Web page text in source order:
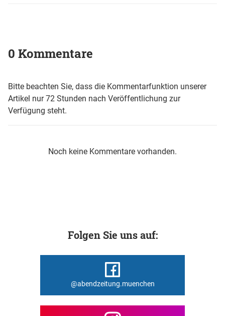
0 Kommentare
Bitte beachten Sie, dass die Kommentarfunktion unserer
Artikel nur 72 Stunden nach Veröffentlichung zur
Verfügung steht.
Noch keine Kommentare vorhanden.
Folgen Sie uns auf:
@abendzeitung.muenchen